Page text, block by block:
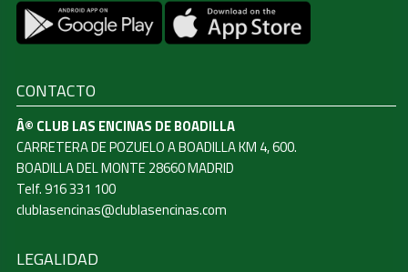
CONTACTO
Â© CLUB LAS ENCINAS DE BOADILLA
CARRETERA DE POZUELO A BOADILLA KM 4, 600.
BOADILLA DEL MONTE 28660 MADRID
Telf. 916 331 100
clublasencinas@clublasencinas.com
LEGALIDAD